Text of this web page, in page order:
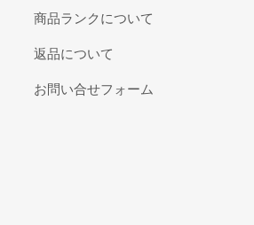
商品ランクについて
返品について
お問い合せフォーム